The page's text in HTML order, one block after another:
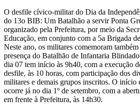
O desfile cívico-militar do Dia da
do 13o BIB: Um Batalhão a servir Ponta
organizado pela Prefeitura, por meio da
Educação, em conjunto com a 5a Brigada
Neste ano, os militares comemoram
presença do Batalhão de Infantaria
dia 07 tem início às 9h40, com a execução
desfile, às 10 horas, com participação dos
militares e demais grupos inscritos. O início
ocorre já no dia 1º de setembro, com a
em frente à Prefeitura, às 14h30.